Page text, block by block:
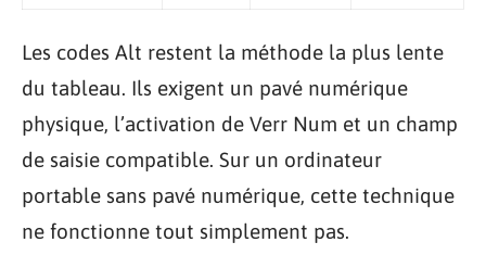
Les codes Alt restent la méthode la plus lente
du tableau. Ils exigent un pavé numérique
physique, l’activation de Verr Num et un champ
de saisie compatible. Sur un ordinateur
portable sans pavé numérique, cette technique
ne fonctionne tout simplement pas.